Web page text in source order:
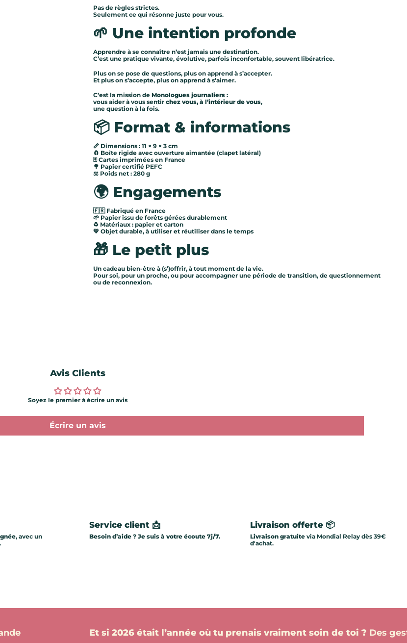
Pas de règles strictes.
Seulement ce qui résonne juste pour vous.
🌱 Une intention profonde
Apprendre à se connaître n’est jamais une destination.
C’est une pratique vivante, évolutive, parfois inconfortable, souvent libératrice.
Plus on se pose de questions, plus on apprend à s’accepter.
Et plus on s’accepte, plus on apprend à s’aimer.
C’est la mission de Monologues journaliers :
vous aider à vous sentir chez vous, à l’intérieur de vous,
une question à la fois.
📦 Format & informations
📏 Dimensions : 11 × 9 × 3 cm
🧲 Boîte rigide avec ouverture aimantée (clapet latéral)
🃏 Cartes imprimées en France
🌳 Papier certifié PEFC
⚖️ Poids net : 280 g
🌍 Engagements
🇫🇷 Fabriqué en France
🌱 Papier issu de forêts gérées durablement
♻️ Matériaux : papier et carton
💚 Objet durable, à utiliser et réutiliser dans le temps
🎁 Le petit plus
Un cadeau bien-être à (s’)offrir, à tout moment de la vie.
Pour soi, pour un proche, ou pour accompagner une période de transition, de questionnement
ou de reconnexion.
Avis Clients
Soyez le premier à écrire un avis
Écrire un avis
, avec un
Service client 📩
Besoin d’aide ? Je suis à votre écoute 7j/7.
Livraison offerte 📦
Livraison gratuite via Mondial Relay dès 39€
d'achat.
Et si 2026 était l’année où tu prenais vraiment soin de toi ? Des